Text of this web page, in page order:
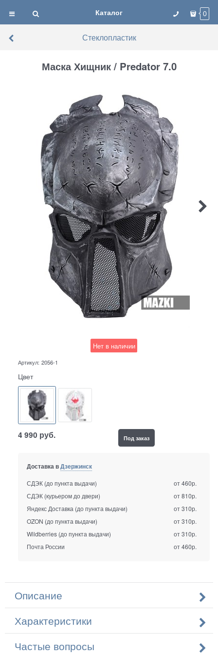
Каталог 0
Стеклопластик
Маска Хищник / Predator 7.0
Нет в наличии
Артикул: 2056-1
Цвет
4 990 руб. Под заказ
Доставка вДзержинск
СДЭК (до пункта выдачи)
от 460р.
СДЭК (курьером до двери)
от 810р.
Яндекс Доставка (до пункта выдачи)
от 310р.
OZON (до пункта выдачи)
от 310р.
Wildberries (до пункта выдачи)
от 310р.
Почта России
от 460р.
Описание
Характеристики
Частые вопросы